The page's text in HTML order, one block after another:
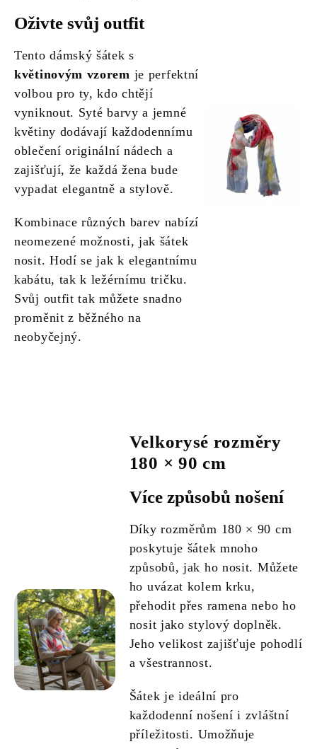
Oživte svůj outfit
Tento dámský šátek s
květinovým vzorem je perfektní
volbou pro ty, kdo chtějí
vyniknout. Syté barvy a jemné
květiny dodávají každodennímu
oblečení originální nádech a
zajišťují, že každá žena bude
vypadat elegantně a stylově.
Kombinace různých barev nabízí
neomezené možnosti, jak šátek
nosit. Hodí se jak k elegantnímu
kabátu, tak k ležérnímu tričku.
Svůj outfit tak můžete snadno
proměnit z běžného na
neobyčejný.
Velkorysé rozměry
180 × 90 cm
Více způsobů nošení
Díky rozměrům 180 × 90 cm
poskytuje šátek mnoho
způsobů, jak ho nosit. Můžete
ho uvázat kolem krku,
přehodit přes ramena nebo ho
nosit jako stylový doplněk.
Jeho velikost zajišťuje pohodlí
a všestrannost.
Šátek je ideální pro
každodenní nošení i zvláštní
příležitosti. Umožňuje